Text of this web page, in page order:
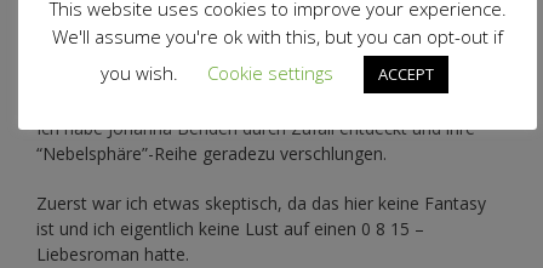
Genre: Liebesroman
Ich habe Johanna Benden durch Zufall entdeckt und ihre
“Nebelsphäre”-Reihe geradezu verschlungen.
Zuerst war ich etwas skeptisch, da das hier keine Fantasy
ist und ich eigentlich keine Lust auf einen 0 8 15 –
Liebesroman hatte.
This website uses cookies to improve your experience.
We'll assume you're ok with this, but you can opt-out if
you wish.
Cookie settings ACCEPT